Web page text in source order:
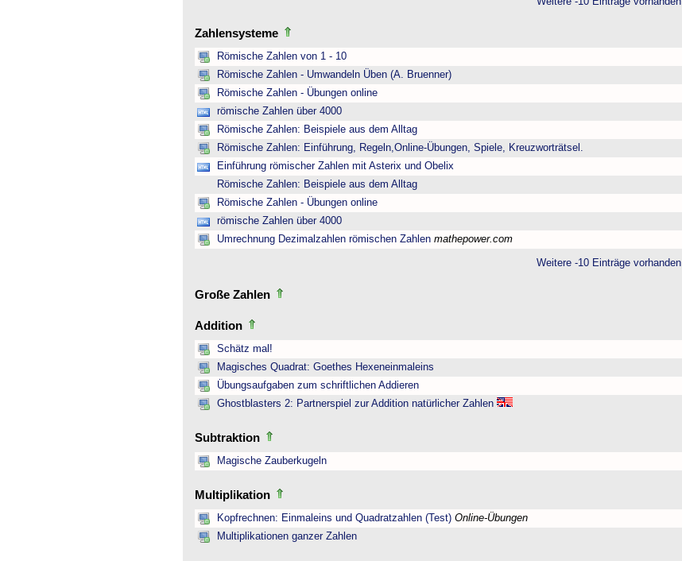
Zahlensysteme
Römische Zahlen von 1 - 10
Römische Zahlen - Umwandeln Üben (A. Bruenner)
Römische Zahlen - Übungen online
römische Zahlen über 4000
Römische Zahlen: Beispiele aus dem Alltag
Römische Zahlen: Einführung, Regeln,Online-Übungen, Spiele, Kreuzworträtsel.
Einführung römischer Zahlen mit Asterix und Obelix
Römische Zahlen: Beispiele aus dem Alltag
Römische Zahlen - Übungen online
römische Zahlen über 4000
Umrechnung Dezimalzahlen römischen Zahlen mathepower.com
Weitere -10 Einträge vorhanden
Große Zahlen
Addition
Schätz mal!
Magisches Quadrat: Goethes Hexeneinmaleins
Übungsaufgaben zum schriftlichen Addieren
Ghostblasters 2: Partnerspiel zur Addition natürlicher Zahlen
Subtraktion
Magische Zauberkugeln
Multiplikation
Kopfrechnen: Einmaleins und Quadratzahlen (Test) Online-Übungen
Multiplikationen ganzer Zahlen